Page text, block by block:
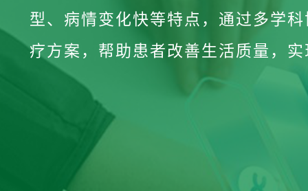
型、病情变化快等特点，通过多学
疗方案，帮助患者改善生活质量，